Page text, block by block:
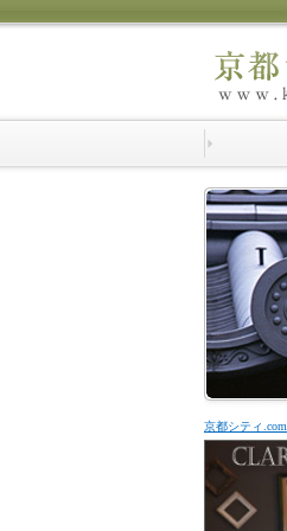
京都シティ.com